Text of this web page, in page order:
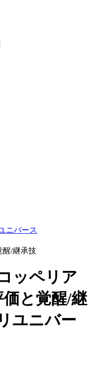
ニバース
醒/継承技
ッペリア
と覚醒/継
ユニバー